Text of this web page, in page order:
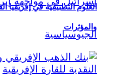
العلوم التطبيقية في إفريقيا
والمؤثرات